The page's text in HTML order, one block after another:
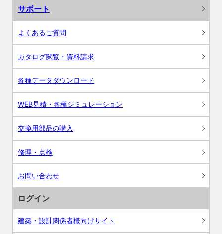
サポート
よくあるご質問
カタログ閲覧・資料請求
各種データダウンロード
WEB見積・各種シミュレーション
交換用部品の購入
修理・点検
お問い合わせ
ログイン
建築・設計関係者様向けサイト